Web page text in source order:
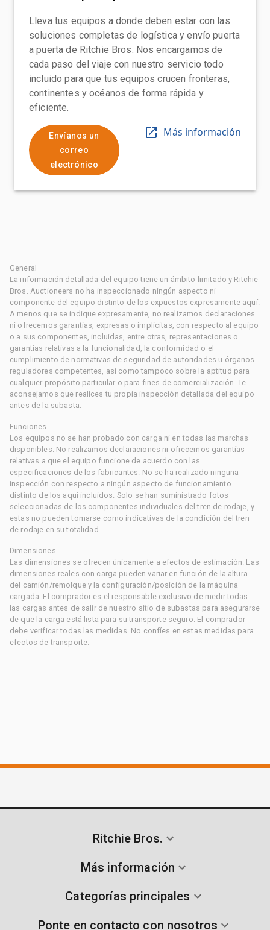
Lleva tus equipos a donde deben estar con las
soluciones completas de logística y envío puerta
a puerta de Ritchie Bros. Nos encargamos de
cada paso del viaje con nuestro servicio todo
incluido para que tus equipos crucen fronteras,
continentes y océanos de forma rápida y
eficiente.
Envíanos un
correo
electrónico
Más información
General
La información detallada del equipo tiene un ámbito limitado y Ritchie
Bros. Auctioneers no ha inspeccionado ningún aspecto ni
componente del equipo distinto de los expuestos expresamente aquí.
A menos que se indique expresamente, no realizamos declaraciones
ni ofrecemos garantías, expresas o implícitas, con respecto al equipo
o a sus componentes, incluidas, entre otras, representaciones o
garantías relativas a la funcionalidad, la conformidad o el
cumplimiento de normativas de seguridad de autoridades u órganos
reguladores competentes, así como tampoco sobre la aptitud para
cualquier propósito particular o para fines de comercialización. Te
aconsejamos que realices tu propia inspección detallada del equipo
antes de la subasta.
Funciones
Los equipos no se han probado con carga ni en todas las marchas
disponibles. No realizamos declaraciones ni ofrecemos garantías
relativas a que el equipo funcione de acuerdo con las
especificaciones de los fabricantes. No se ha realizado ninguna
inspección con respecto a ningún aspecto de funcionamiento
distinto de los aquí incluidos. Solo se han suministrado fotos
seleccionadas de los componentes individuales del tren de rodaje, y
estas no pueden tomarse como indicativas de la condición del tren
de rodaje en su totalidad.
Dimensiones
Las dimensiones se ofrecen únicamente a efectos de estimación. Las
dimensiones reales con carga pueden variar en función de la altura
del camión/remolque y la configuración/posición de la máquina
cargada. El comprador es el responsable exclusivo de medir todas
las cargas antes de salir de nuestro sitio de subastas para asegurarse
de que la carga está lista para su transporte seguro. El comprador
debe verificar todas las medidas. No confíes en estas medidas para
efectos de transporte.
Ritchie Bros.
Más información
Categorías principales
Ponte en contacto con nosotros